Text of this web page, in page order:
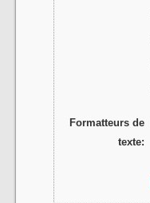
Formatteurs de
texte: